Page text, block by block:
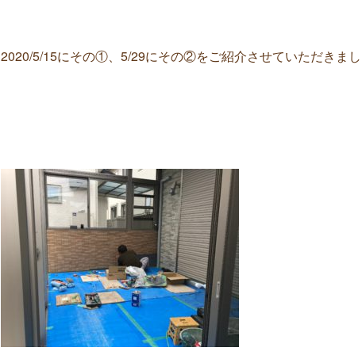
2020/5/15にその①、5/29にその②をご紹介させていただきまし